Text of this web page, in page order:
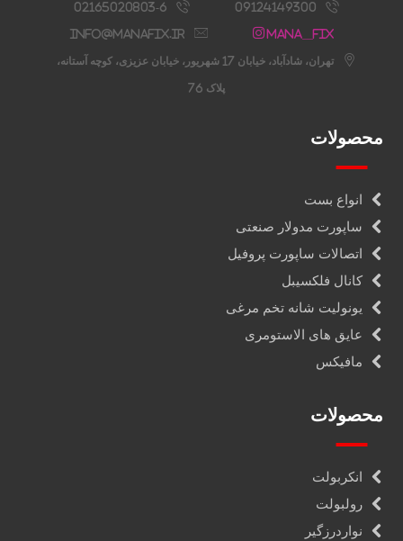
09124149300
02165020803-6
Mana__fix
info@manafix.ir
تهران، شادآباد، خیابان 17 شهریور، خیابان عزیزی، کوچه آستانه،
پلاک 76
محصولات
انواع بست
ساپورت مدولار صنعتی
اتصالات ساپورت پروفیل
کانال فلکسیبل
یونولیت شانه تخم مرغی
عایق های الاستومری
مافیکس
محصولات
انکربولت
رولبولت
نواردرزگیر